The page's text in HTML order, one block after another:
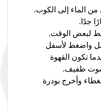
500 ملل من الماء إلى الكوب.
جدًا.
لبعض الوقت.
واضغط لأسفل
تكون القهوة
طفيف.
وأخرج بودرة